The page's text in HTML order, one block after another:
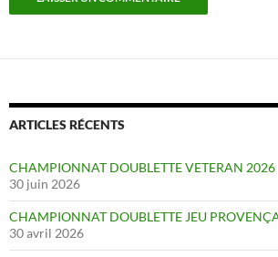
ARTICLES RÉCENTS
CHAMPIONNAT DOUBLETTE VETERAN 2026
30 juin 2026
CHAMPIONNAT DOUBLETTE JEU
30 avril 2026